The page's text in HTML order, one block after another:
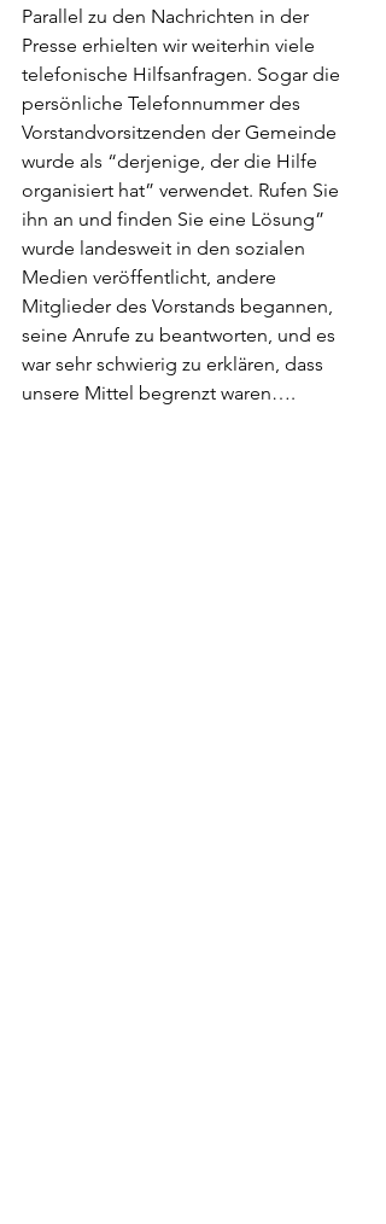
Parallel zu den Nachrichten in der
Presse erhielten wir weiterhin viele
telefonische Hilfsanfragen. Sogar die
persönliche Telefonnummer des
Vorstandvorsitzenden der Gemeinde
wurde als “derjenige, der die Hilfe
organisiert hat” verwendet. Rufen Sie
ihn an und finden Sie eine Lösung”
wurde landesweit in den sozialen
Medien veröffentlicht, andere
Mitglieder des Vorstands begannen,
seine Anrufe zu beantworten, und es
war sehr schwierig zu erklären, dass
unsere Mittel begrenzt waren….